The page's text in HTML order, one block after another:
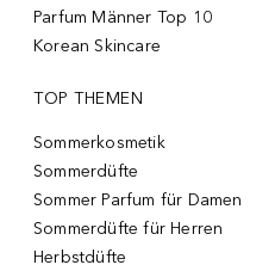
Parfum Männer Top 10
Korean Skincare
TOP THEMEN
Sommerkosmetik
Sommerdüfte
Sommer Parfum für Damen
Sommerdüfte für Herren
Herbstdüfte